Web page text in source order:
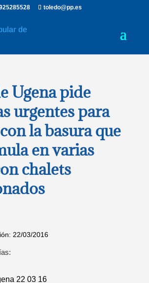
toledo@pp.es
Ugena pide
urgentes para
la basura que
en varias
chalets
22/03/2016